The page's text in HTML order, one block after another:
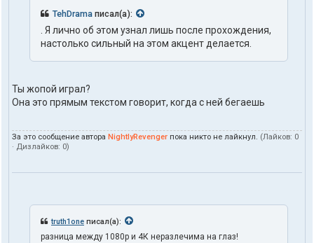
TehDrama писал(а):
. Я лично об этом узнал лишь после прохождения,
настолько сильный на этом акцент делается.
Ты жопой играл?
Она это прямым текстом говорит, когда с ней бегаешь
За это сообщение автора NightlyRevenger пока никто не лайкнул. (Лайков: 0
· Дизлайков: 0)
truth1one писал(а):
разница между 1080p и 4К неразлечима на глаз!